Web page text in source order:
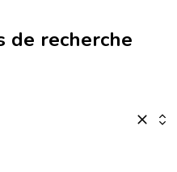
de recherche